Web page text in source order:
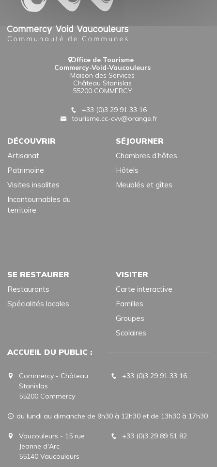
Office de Tourisme
Commercy-Void-Vaucouleurs
Maison des Services
Château Stanislas
55200 COMMERCY
+33 (0)3 29 91 33 16
tourisme.cc-cvv@orange.fr
DÉCOUVRIR
Artisanat
Patrimoine
Visites insolites
Incontournables du
territoire
SÉJOURNER
Chambres d’hôtes
Hôtels
Meublés et gîtes
SE RESTAURER
Restaurants
Spécialités locales
VISITER
Carte interactive
Familles
Groupes
Scolaires
ACCUEIL DU PUBLIC :
Commercy - Château
Stanislas
55200 Commercy
+33 (0)3 29 91 33 16
du lundi au dimanche de 9h30 à 12h30 et de 13h30 à 17h30
Vaucouleurs - 15 rue
Jeanne d'Arc
55140 Vaucouleurs
+33 (0)3 29 89 51 82